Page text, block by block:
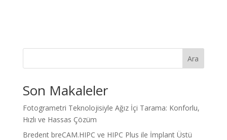
Ara
Son Makaleler
Fotogrametri Teknolojisiyle Ağız İçi Tarama: Konforlu,
Hızlı ve Hassas Çözüm
Bredent breCAM.HIPC ve HIPC Plus ile İmplant Üstü